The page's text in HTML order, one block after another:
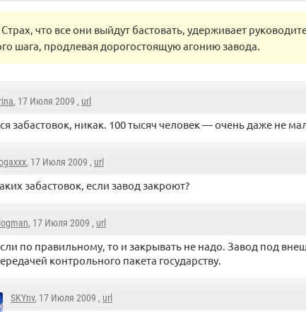
Страх, что все они выйдут бастовать, удерживает
шага, продлевая дорогостоящую агонию завода.
, 17 Июля 2009 , url
забастовок, никак. 100 тысяч человек — очень даже не
, 17 Июля 2009 , url
забастовок, если завод закроют?
, 17 Июля 2009 , url
по правильному, то и закрывать не надо. Завод под
контрольного пакета государству.
SKYnv, 17 Июля 2009 , url